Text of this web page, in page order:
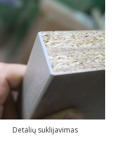
Detalių suklijavimas